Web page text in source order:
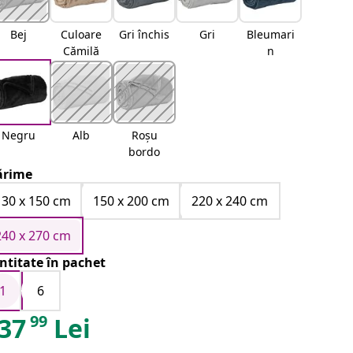
Bej
Culoare
Cămilă
Gri închis Gri
Bleumari
n
Negru Alb
Roșu
bordo
x 150 cm
150 x 200 cm
220 x 240 cm
x 270 cm
în pachet
1
6
99 Lei